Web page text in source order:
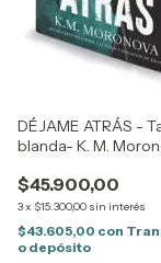
DÉJAME ATRÁS -
blanda- K. M.
$45.900,00
3x $15.300,00 sin interés
$43.605,00 con
o depósito